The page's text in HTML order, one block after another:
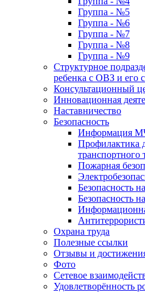
Группа - №5
Группа - №6
Группа - №7
Группа - №8
Группа - №9
Структурное
ребенка с ОВЗ и его
Консультационный
Инновационная
Наставничество
Безопасность
Информация
Профилактика
транспортного
Пожарная
Безопасность
Безопасность
Охрана труда
Полезные ссылки
Отзывы и
Фото
Сетевое
Удовлетворённость